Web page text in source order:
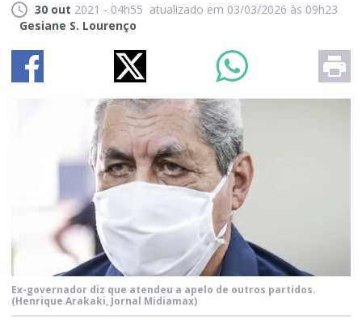
30 out 2021 - 04h55 atualizado em 03/03/2026 às 09h23
Gesiane S. Lourenço
Ex-governador diz que atendeu a apelo de outros partidos.
(Henrique Arakaki, Jornal Midiamax)